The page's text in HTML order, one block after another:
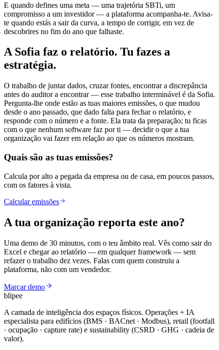
E quando defines uma meta — uma trajetória SBTi, um
compromisso a um investidor — a plataforma acompanha-te. Avisa-
te quando estás a sair da curva, a tempo de corrigir, em vez de
descobrires no fim do ano que falhaste.
A Sofia faz o relatório. Tu fazes a
estratégia.
O trabalho de juntar dados, cruzar fontes, encontrar a discrepância
antes do auditor a encontrar — esse trabalho interminável é da Sofia.
Pergunta-lhe onde estão as tuas maiores emissões, o que mudou
desde o ano passado, que dado falta para fechar o relatório, e
responde com o número e a fonte. Ela trata da preparação; tu ficas
com o que nenhum software faz por ti — decidir o que a tua
organização vai fazer em relação ao que os números mostram.
Quais são as tuas emissões?
Calcula por alto a pegada da empresa ou de casa, em poucos passos,
com os fatores à vista.
Calcular emissões
A tua organização reporta este ano?
Uma demo de 30 minutos, com o teu âmbito real. Vês como sair do
Excel e chegar ao relatório — em qualquer framework — sem
refazer o trabalho dez vezes. Falas com quem construiu a
plataforma, não com um vendedor.
Marcar demo
blipee
A camada de inteligência dos espaços físicos. Operações + IA
especialista para edifícios (BMS · BACnet · Modbus), retail (footfall
· ocupação · capture rate) e sustainability (CSRD · GHG · cadeia de
valor).